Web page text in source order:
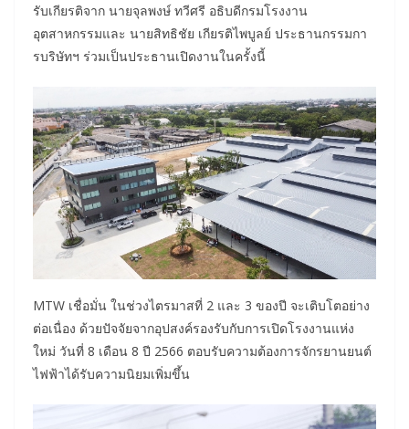
รับเกียรติจาก นายจุลพงษ์ ทวีศรี อธิบดีกรมโรงงาน
อุตสาหกรรมและ นายสิทธิชัย เกียรติไพบูลย์ ประธานกรรมกา
รบริษัทฯ ร่วมเป็นประธานเปิดงานในครั้งนี้
MTW เชื่อมั่น ในช่วงไตรมาสที่ 2 และ 3 ของปี จะเติบโตอย่าง
ต่อเนื่อง ด้วยปัจจัยจากอุปสงค์รองรับกับการเปิดโรงงานแห่ง
ใหม่ วันที่ 8 เดือน 8 ปี 2566 ตอบรับความต้องการจักรยานยนต์
ไฟฟ้าได้รับความนิยมเพิ่มขึ้น